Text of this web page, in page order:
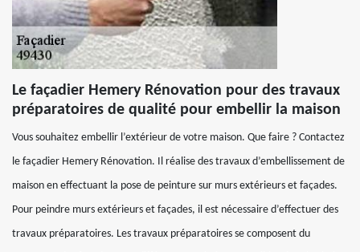
Le façadier Hemery Rénovation pour des travaux
préparatoires de qualité pour embellir la maison
Vous souhaitez embellir l’extérieur de votre maison. Que faire ? Contactez
le façadier Hemery Rénovation. Il réalise des travaux d’embellissement de
maison en effectuant la pose de peinture sur murs extérieurs et façades.
Pour peindre murs extérieurs et façades, il est nécessaire d’effectuer des
travaux préparatoires. Les travaux préparatoires se composent du